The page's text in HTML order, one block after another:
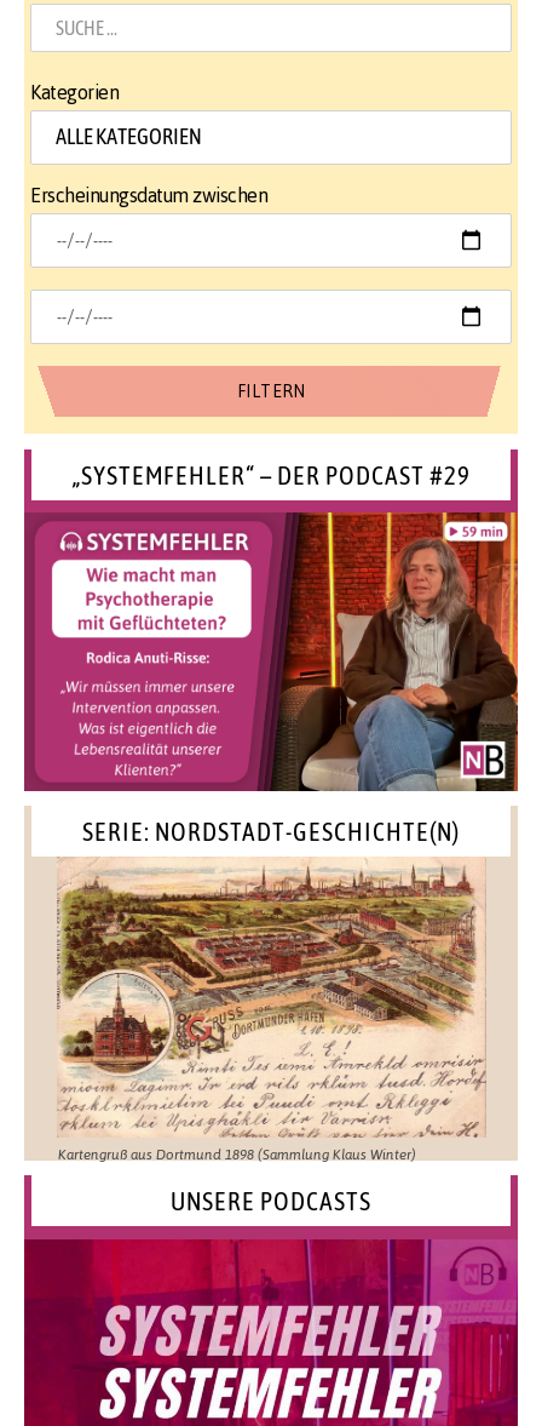
Kategorien
Erscheinungsdatum zwischen
„SYSTEMFEHLER“ – DER PODCAST #29
SERIE: NORDSTADT-GESCHICHTE(N)
Kartengruß aus Dortmund 1898 (Sammlung Klaus Winter)
UNSERE PODCASTS